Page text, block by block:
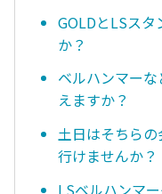
GOLDとLSス
か？
ベルハンマー
えますか？
土日はそちら
行けませんか？
LSベルハンマ